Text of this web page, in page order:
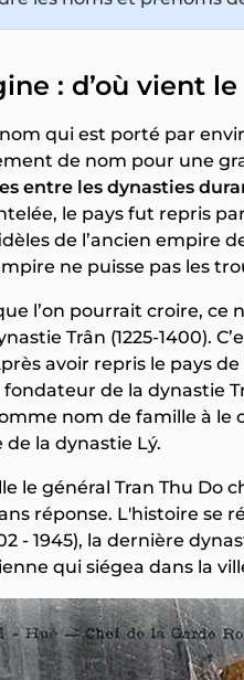
: d’où vient
qui est porté par
de nom pour une
entre les dynasties
le pays fut repris
de l’ancien empire
ne puisse pas les
l’on pourrait croire, ce
Trân (1225-1400).
avoir repris le pays de
de la dynastie
nom de famille à le
de la dynastie Lý.
le général Tran Thu Do
réponse. L'histoire se
- 1945), la dernière
qui siégea dans la